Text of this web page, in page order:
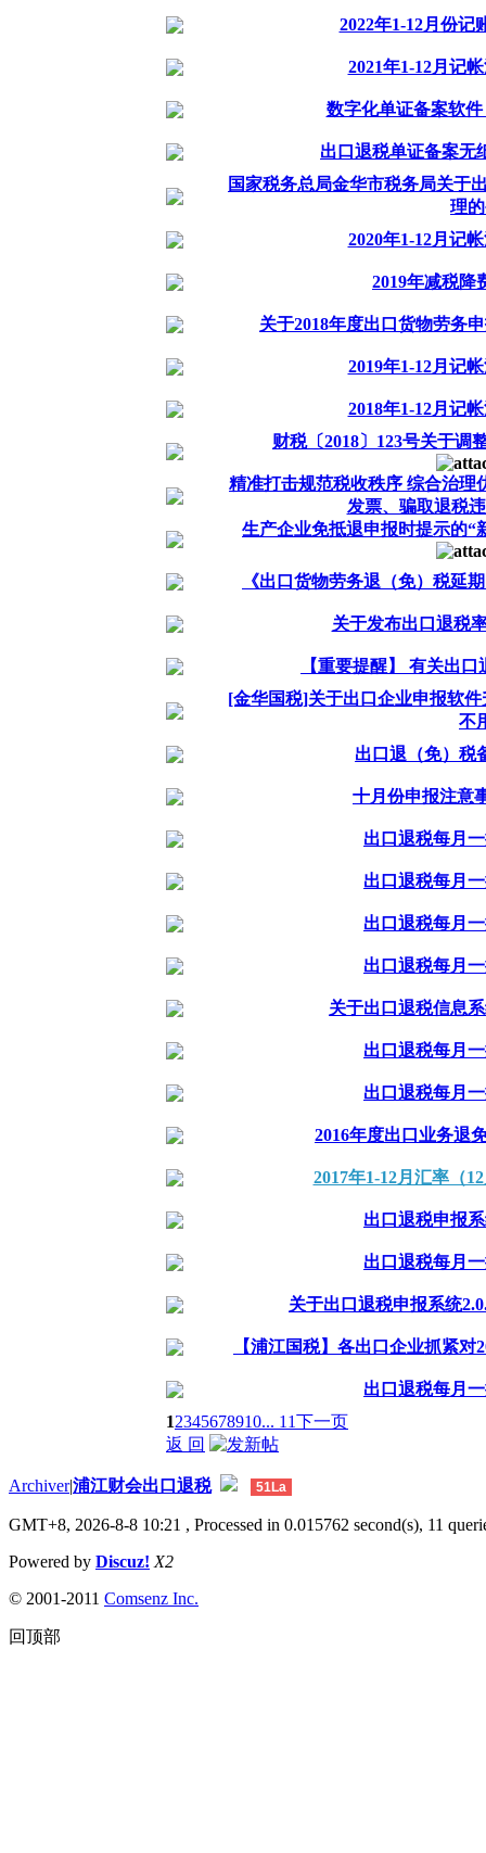
2022年1-12月份记
2021年1-12月记
数字化单证备案软
出口退税单证备案无
国家税务总局金华市税务局关于
理
2020年1-12月记
2019年减税降
关于2018年度出口货物劳务
2019年1-12月记
2018年1-12月记
财税〔2018〕123号关于调
精准打击规范税收秩序 综合治
发票、骗取退税
生产企业免抵退申报时提示的“
《出口货物劳务退（免）税延
关于发布出口退税
【重要提醒】 有关出
[金华国税]关于出口企业申报软
不
出口退（免）税
十月份申报注意
出口退税每月
出口退税每月
出口退税每月
出口退税每月
关于出口退税信息
出口退税每月
出口退税每月
2016年度出口业务退
2017年1-12月汇率（
出口退税申报
出口退税每月
关于出口退税申报系统
【浦江国税】各出口企业抓紧
出口退税每月
12345678910... 11下一页
返 回
Archiver|浦江财会出口退税 51La
GMT+8, 2026-8-8 10:21 , Processed in 0.015762 second(s), 11
Powered by Discuz! X2
© 2001-2011 Comsenz Inc.
回顶部